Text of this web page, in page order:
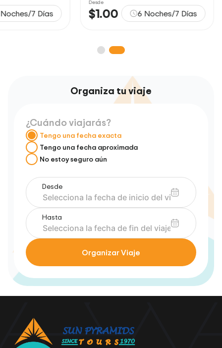
6 Noches/7 Días $1.00 6 Noches/7
Organiza tu viaje
¿Cuándo viajarás?
Tengo una fecha exacta
Tengo una fecha aproximada
No estoy seguro aún
Desde
Hasta
Organizar Viaje